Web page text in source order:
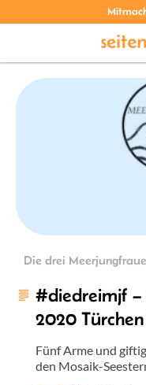
Die drei
#diedreimjf
2020 Türchen
Fünf Arme und
den Mosaik-